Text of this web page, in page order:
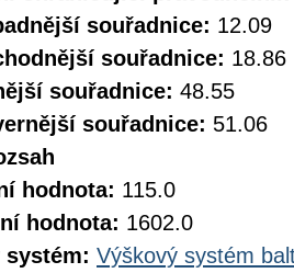
souřadnice: 12.09
souřadnice: 18.86
souřadnice: 48.55
souřadnice: 51.06
hodnota: 115.0
hodnota: 1602.0
systém: Výškový systém